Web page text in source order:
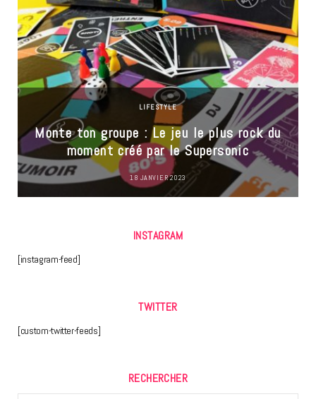
LIFESTYLE
Monte ton groupe : Le jeu le plus rock du
moment créé par le Supersonic
18 JANVIER 2023
INSTAGRAM
[instagram-feed]
TWITTER
[custom-twitter-feeds]
RECHERCHER